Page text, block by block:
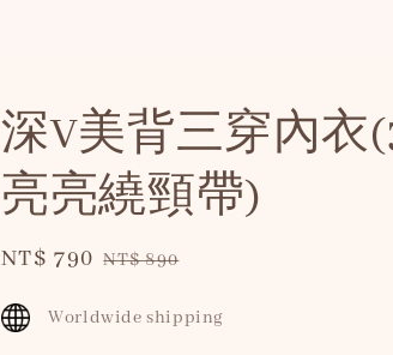
深V美背三穿內衣
亮亮繞頸帶)
Sale
NT$ 790 Regular
NT$ 890
Worldwide shipping